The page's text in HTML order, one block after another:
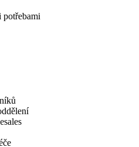
potřebami